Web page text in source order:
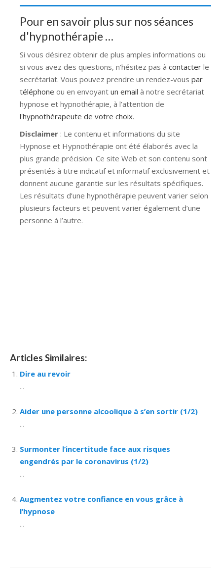
Pour en savoir plus sur nos séances
d'hypnothérapie …
Si vous désirez obtenir de plus amples informations ou
si vous avez des questions, n’hésitez pas à contacter le
secrétariat. Vous pouvez prendre un rendez-vous par
téléphone ou en envoyant un email à notre secrétariat
hypnose et hypnothérapie, à l’attention de
l'hypnothérapeute de votre choix.
Disclaimer : Le contenu et informations du site
Hypnose et Hypnothérapie ont été élaborés avec la
plus grande précision. Ce site Web et son contenu sont
présentés à titre indicatif et informatif exclusivement et
donnent aucune garantie sur les résultats spécifiques.
Les résultats d’une hypnothérapie peuvent varier selon
plusieurs facteurs et peuvent varier également d’une
personne à l’autre.
Articles Similaires:
Dire au revoir
Aider une personne alcoolique à s’en sortir (1/2)
Surmonter l’incertitude face aux risques
engendrés par le coronavirus (1/2)
Augmentez votre confiance en vous grâce à
l’hypnose